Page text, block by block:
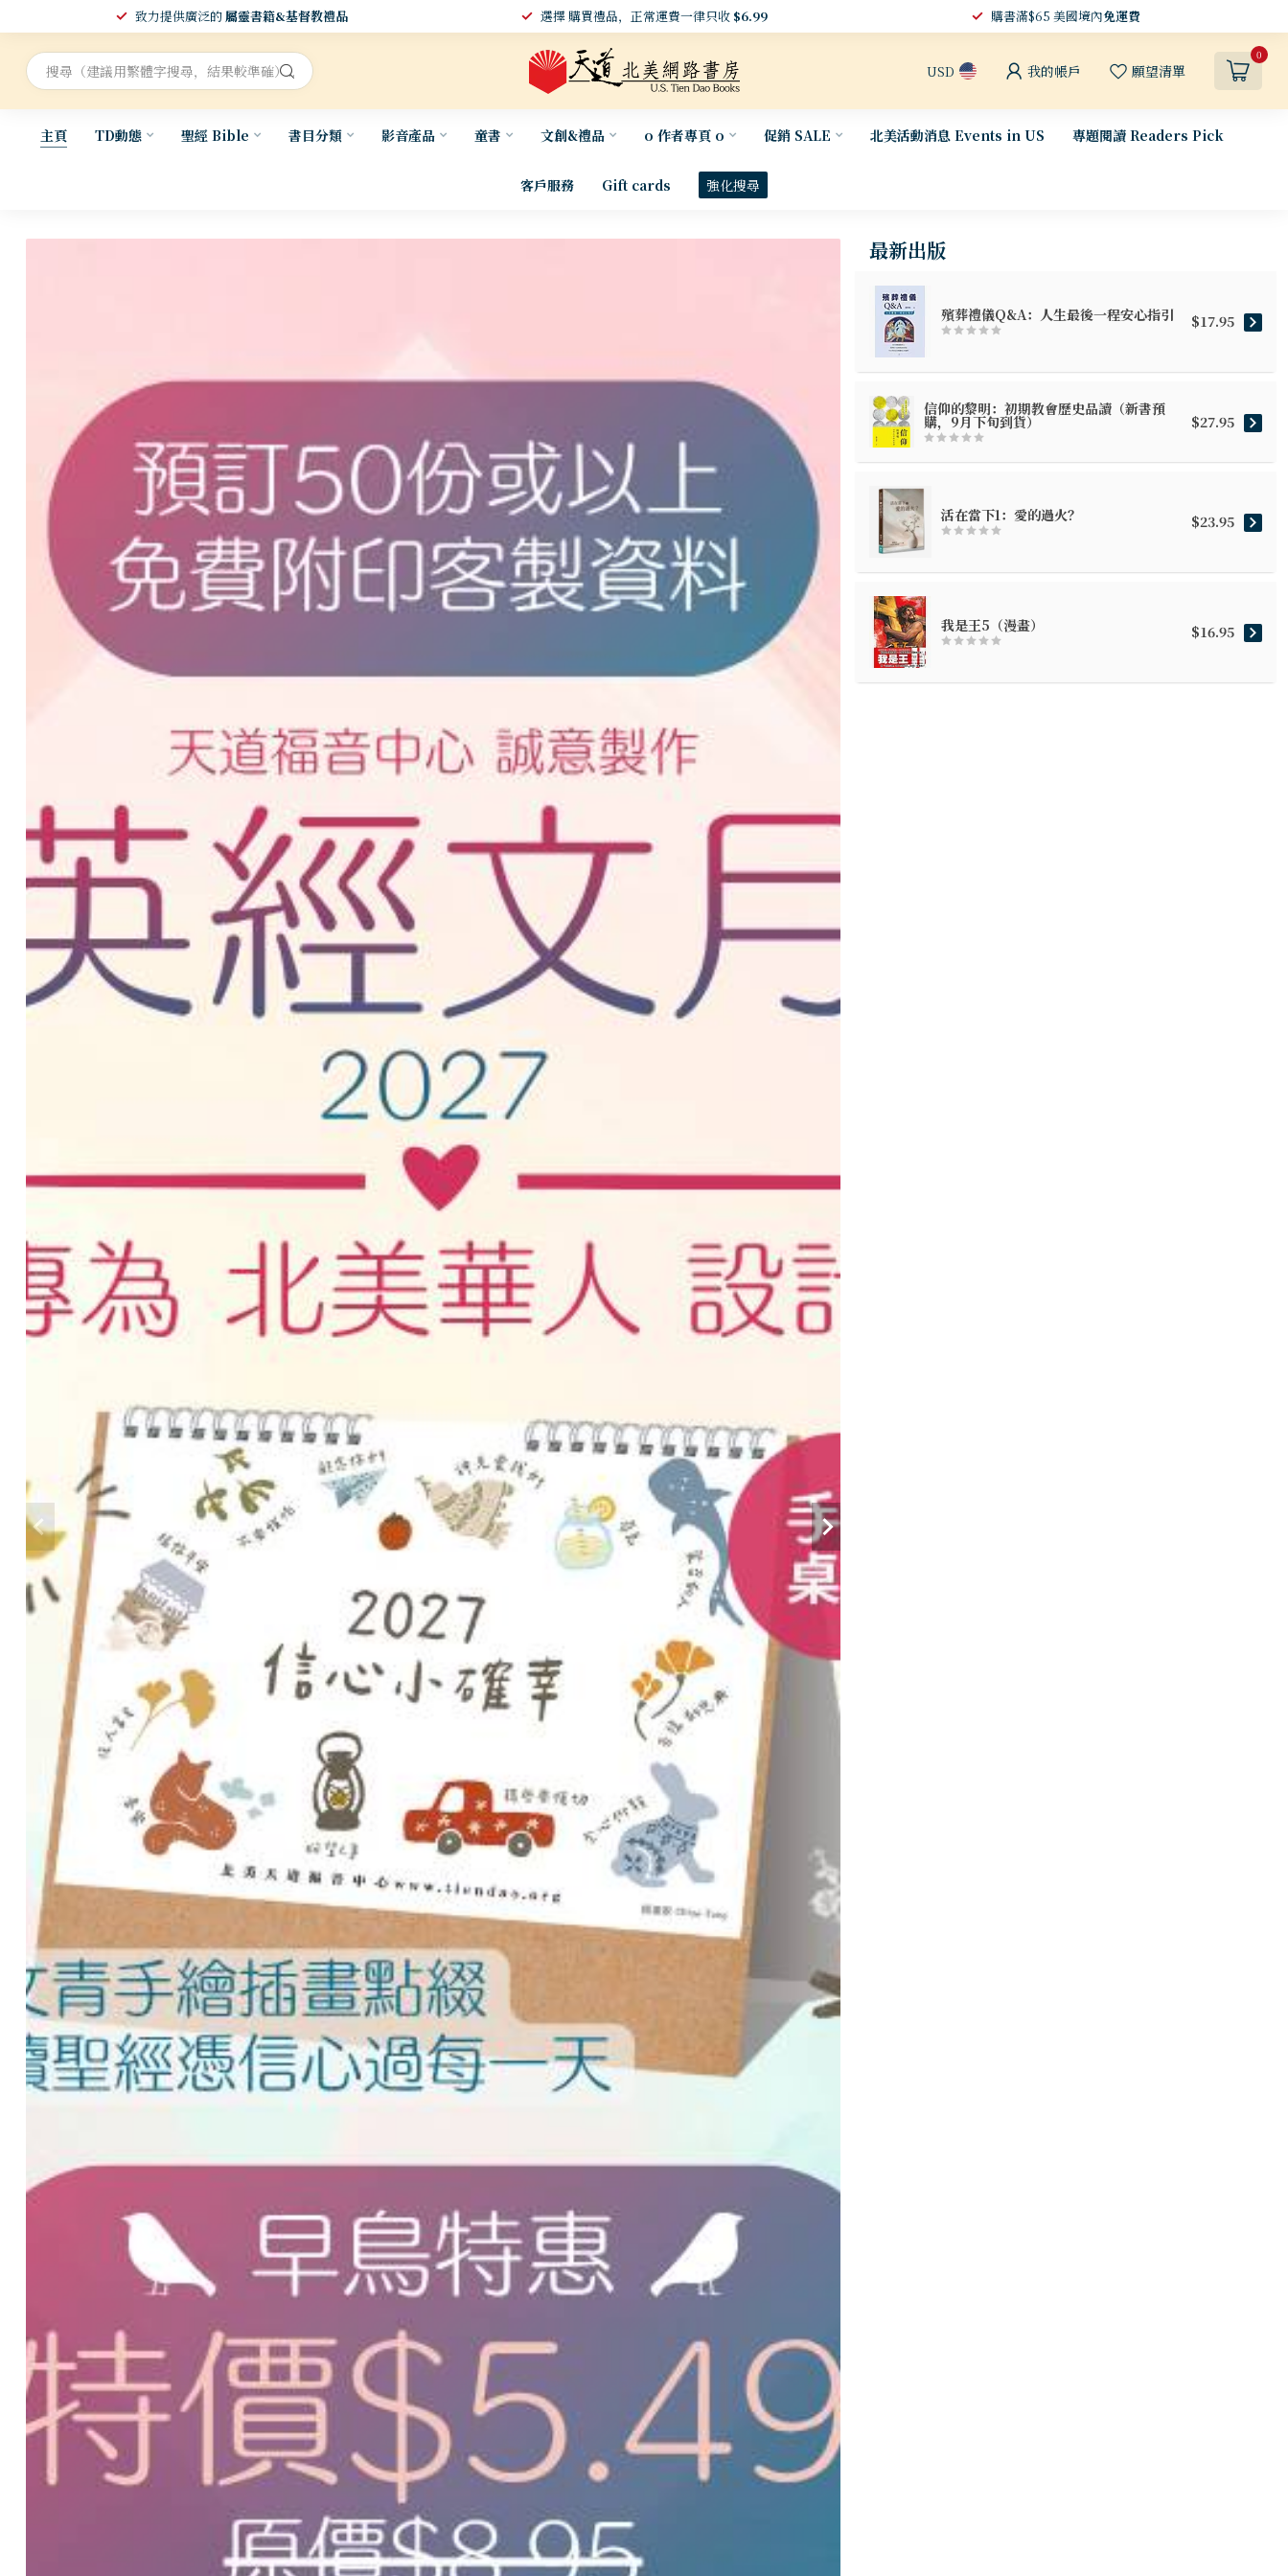
致力提供廣泛的屬靈書籍&基督教禮品 選擇 購買禮品，正常運費一律只收 $6.99 購書滿$65 美國境內免運費
USD 我的帳戶 願望清單
0
主頁 TD動態 聖經 Bible 書目分類 影音產品 童書 文創&禮品 o 作者專頁 o 促銷 SALE 北美活動消息 Events in US 專題閱讀 Readers Pick
客戶服務 Gift cards 強化搜尋
最新出版
殯葬禮儀Q&A：人生最後一程安心指引 $17.95
信仰的黎明：初期教會歷史品讀（新書預
購，9月下旬到貨） $27.95
活在當下1：愛的過火？ $23.95
我是王5（漫畫） $16.95